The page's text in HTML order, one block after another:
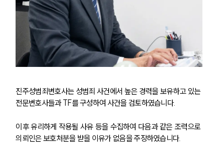
진주성범죄변호사는 성범죄 사건에서 높은 경력을 보유하고 있는
전문변호사들과 TF를 구성하여 사건을 검토하였습니다.
이후 유리하게 작용될 사유 등을 수집하여 다음과 같은 조력으로
의뢰인은 보호처분을 받을 이유가 없음을 주장하였습니다.